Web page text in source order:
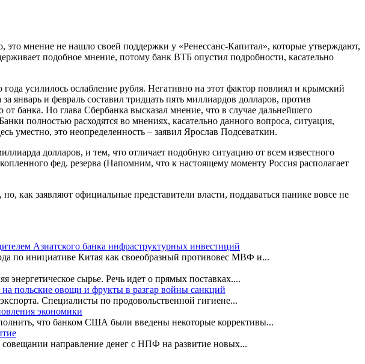
мнение не нашло своей поддержки у «Ренессанс-Капитал», которые утверждают,
подобное мнение, потому банк ВТБ опустил подробности, касательно
усилилось ослабление рубля. Негативно на этот фактор повлиял и крымский
январь и февраль составил тридцать пять миллиардов долларов, против
банка. Но глава Сбербанка высказал мнение, что в случае дальнейшего
полностью расходятся во мнениях, касательно данного вопроса, ситуация,
уместно, это неопределенность – заявил Ярослав Подсеваткин.
долларов, и тем, что отличает подобную ситуацию от всем известного
фед. резерва (Напомним, что к настоящему моменту Россия располагает
как заявляют официальные представители власти, поддаваться панике вовсе не
Азиатского банка инфраструктурных инвестиций
по инициативе Китая как своеобразный противовес МВФ и...
энергетическое сырье. Речь идет о прямых поставках....
на польские овощи и фрукты в разгар войны санкций
Специалисты по продовольственной гигиене...
экономики
что банком США были введены некоторые коррективы...
направление денег с НПФ на развитие новых...